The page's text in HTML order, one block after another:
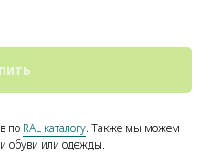
по RAL каталогу. Также мы можем
обуви или одежды.